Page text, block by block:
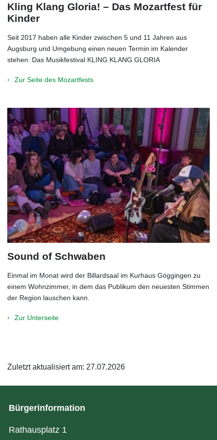
Kling Klang Gloria! – Das Mozartfest für
Kinder
Seit 2017 haben alle Kinder zwischen 5 und 11 Jahren aus
Augsburg und Umgebung einen neuen Termin im Kalender
stehen: Das Musikfestival KLING KLANG GLORIA
Zur Seite des Mozartfests
Sound of Schwaben
Einmal im Monat wird der Billardsaal im Kurhaus Göggingen zu
einem Wohnzimmer, in dem das Publikum den neuesten Stimmen
der Region lauschen kann.
Zur Unterseite
Zuletzt aktualisiert am: 27.07.2026
Bürgerinformation
Rathausplatz 1